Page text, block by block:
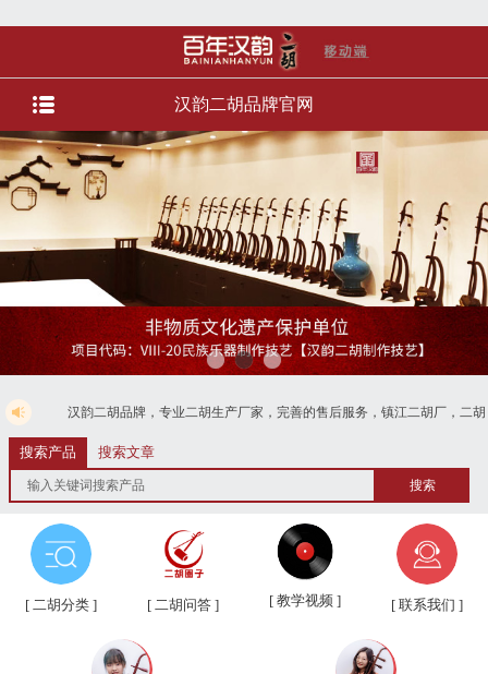
汉韵二胡品牌官网
品牌，专业二胡生产厂家，完善的售后服务，镇江二胡厂，二胡教学直播，直播选
。货到付款，免费电话4008728125
搜索产品 搜索文章
[ 二胡分类 ] [ 二胡问答 ] [ 教学视频 ] [ 联系我们 ]
第三届“汉韵杯”中老年业余二胡友...
汉韵二胡教学视频教材、新琴应知应...
汉韵二胡高老师教学视频